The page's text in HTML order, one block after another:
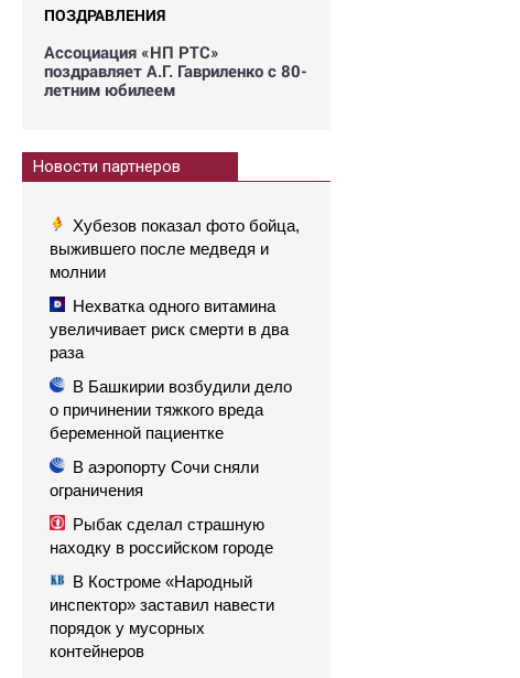
ПОЗДРАВЛЕНИЯ
Ассоциация «НП РТС»
поздравляет А.Г. Гавриленко с 80-
летним юбилеем
Новости партнеров
Хубезов показал фото бойца,
выжившего после медведя и
молнии
Нехватка одного витамина
увеличивает риск смерти в два
раза
В Башкирии возбудили дело
о причинении тяжкого вреда
беременной пациентке
В аэропорту Сочи сняли
ограничения
Рыбак сделал страшную
находку в российском городе
В Костроме «Народный
инспектор» заставил навести
порядок у мусорных
контейнеров